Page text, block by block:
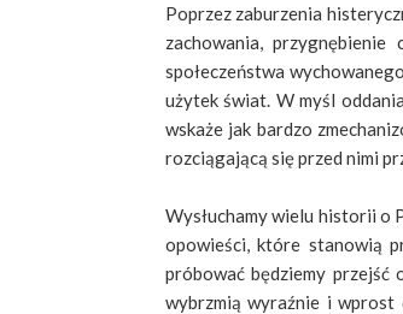
Poprzez zaburzenia
zachowania, przygnębienie
społeczeństwa
użytek świat. W myśl
wskaże jak bardzo
rozciągającą się przed nimi
Wysłuchamy wielu historii o
opowieści, które stanowią
próbować będziemy
wybrzmią wyraźnie i wprost